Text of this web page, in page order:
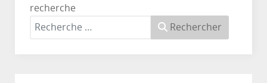
recherche
Rechercher